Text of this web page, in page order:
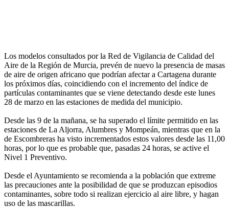
Los modelos consultados por la Red de Vigilancia de Calidad del
Aire de la Región de Murcia, prevén de nuevo la presencia de masas
de aire de origen africano que podrían afectar a Cartagena durante
los próximos días, coincidiendo con el incremento del índice de
partículas contaminantes que se viene detectando desde este lunes
28 de marzo en las estaciones de medida del municipio.
Desde las 9 de la mañana, se ha superado el límite permitido en las
estaciones de La Aljorra, Alumbres y Mompeán, mientras que en la
de Escombreras ha visto incrementados estos valores desde las 11,00
horas, por lo que es probable que, pasadas 24 horas, se active el
Nivel 1 Preventivo.
Desde el Ayuntamiento se recomienda a la población que extreme
las precauciones ante la posibilidad de que se produzcan episodios
contaminantes, sobre todo si realizan ejercicio al aire libre, y hagan
uso de las mascarillas.